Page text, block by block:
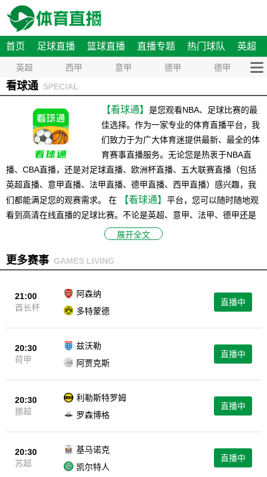
首页 足球直播 篮球直播 直播专题 热门球队 英超
英超 西甲 意甲 德甲 德甲
看球通 SPECIAL
【看球通】是您观看NBA、足球比赛的最
佳选择。作为一家专业的体育直播平台，我
们致力于为广大体育迷提供最新、最全的体
育赛事直播服务。无论您是热衷于NBA直
播、CBA直播，还是对足球直播、欧洲杯直播、五大联赛直播（包括
英超直播、意甲直播、法甲直播、德甲直播、西甲直播）感兴趣，我
们都能满足您的观赛需求。 在
【看球通】 平台，您可以随时随地观
看到高清在线直播的足球比赛。不论是英超、意甲、法甲、德甲还是
西甲，我们都能为您呈现每一场比赛的精彩瞬间，让您尽情感受足球
播服务，确保您不会错过任何一场精彩的比赛。 除了直播服务，
等体育比赛的录像回放服务。这意味着，即使您错过了某场比赛的直
播，也可以随时通过我们的平台回顾比赛精彩瞬间；我们还提供比赛
是NBA迷还是足球爱好者，我们都能满足您的观赛需求，让您尽情享
受体育的魅力。选择【看球通】
，就是选择了与全球体育爱好者一
同分享激情的机会！
展开全文
更多赛事 GAMES LIVING
21:00
酋长杯
阿森纳
多特蒙德
直播中
20:30
荷甲
兹沃勒
阿贾克斯
直播中
20:30
挪超
利勒斯特罗姆
罗森博格
直播中
20:30
苏超
基马诺克
凯尔特人
直播中